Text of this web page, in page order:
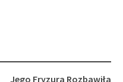
Jego Fryzura Rozbawiła